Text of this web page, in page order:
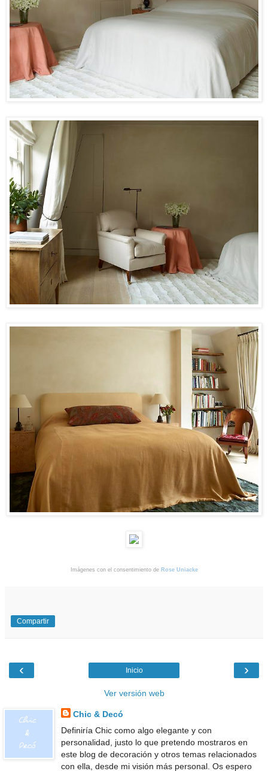
Imágenes con el consentimiento de Rose Uniacke
Compartir
‹ ›
Inicio
Ver versión web
Chic & Decó
Definiría Chic como algo elegante y con
personalidad, justo lo que pretendo mostraros en
este blog de decoración y otros temas relacionados
con ella, desde mi visión más personal. Os espero